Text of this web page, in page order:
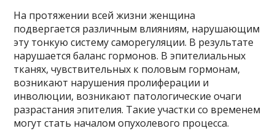
На протяжении всей жизни женщина
подвергается различным влияниям, нарушающим
эту тонкую систему саморегуляции. В результате
нарушается баланс гормонов. В эпителиальных
тканях, чувствительных к половым гормонам,
возникают нарушения пролиферации и
инволюции, возникают патологические очаги
разрастания эпителия. Такие участки со временем
могут стать началом опухолевого процесса.